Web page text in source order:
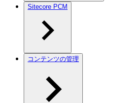
Sitecore PCM
コンテンツの管理